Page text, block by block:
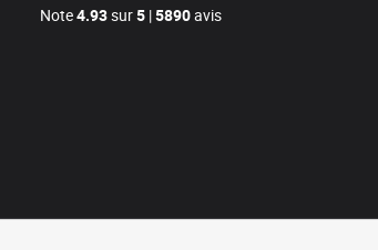
Note4.93sur5|5890avis